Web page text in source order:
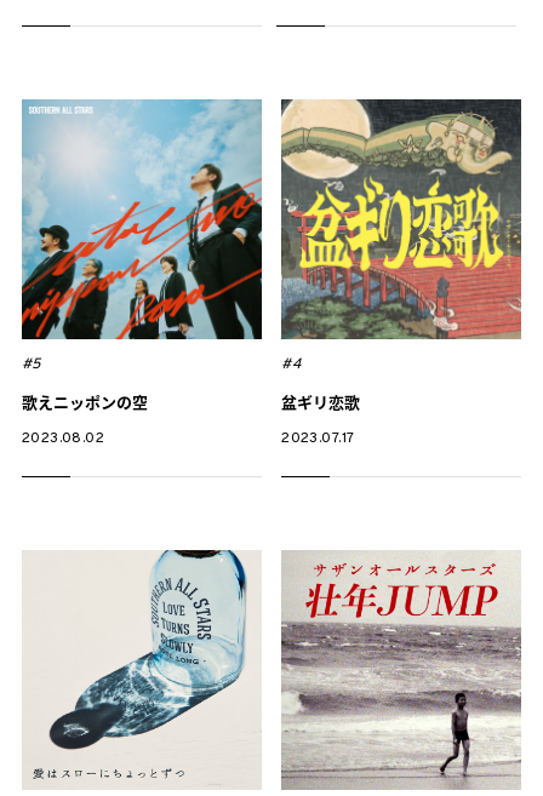
#5
歌えニッポンの空
2023.08.02
#4
盆ギリ恋歌
2023.07.17